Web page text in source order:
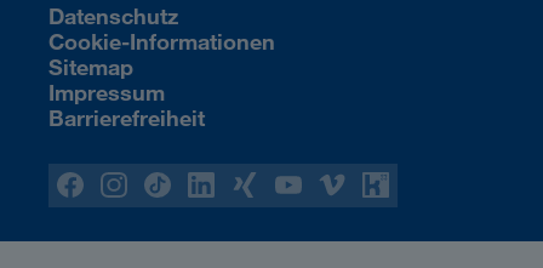
Datenschutz
Cookie-Informationen
Sitemap
Impressum
Barrierefreiheit